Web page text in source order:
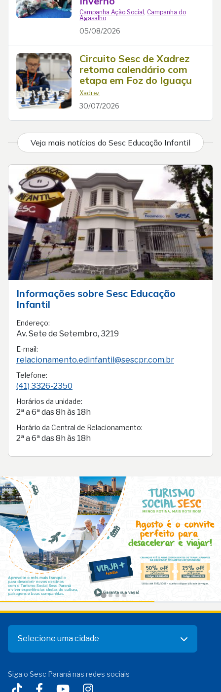
Campanha Ação Social , Campanha do
Agasalho
05/08/2026
Circuito Sesc de Xadrez
retoma calendário com
etapa em Foz do Iguaçu
Xadrez
30/07/2026
Veja mais notícias do Sesc Educação Infantil
Informações sobre Sesc Educação
Infantil
Endereço:
Av. Sete de Setembro, 3219
E-mail:
relacionamento.edinfantil@sescpr.com.br
Telefone:
(41) 3326-2350
Horários da unidade:
2ª a 6ª das 8h às 18h
Horário da Central de Relacionamento:
2ª a 6ª das 8h às 18h
Selecione uma cidade
Siga o Sesc Paraná nas redes sociais